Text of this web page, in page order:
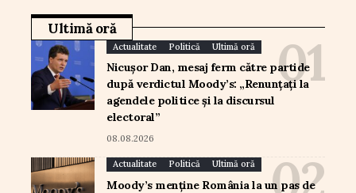
Ultimă oră
Actualitate Politică Ultimă oră
Nicușor Dan, mesaj ferm către partide
după verdictul Moody’s: „Renunțați la
agendele politice și la discursul
electoral”
08.08.2026
Actualitate Politică Ultimă oră
Moody’s menține România la un pas de